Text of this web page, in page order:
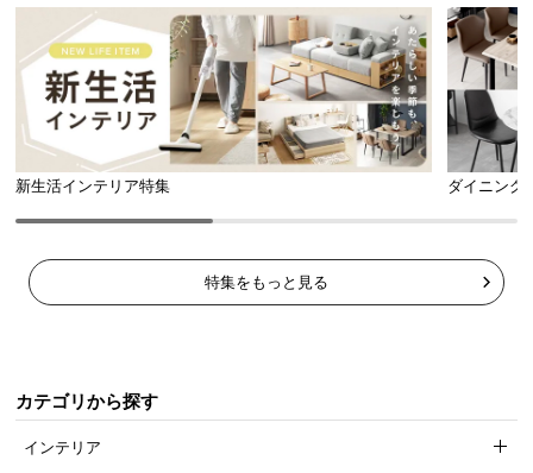
新生活インテリア特集 ダイニング
特集をもっと見る
カテゴリから探す
インテリア